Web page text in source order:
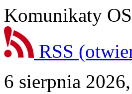
Komunikaty
RSS
6 sierpnia